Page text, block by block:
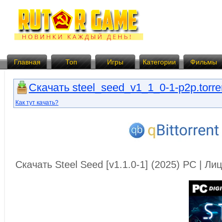
Главная Топ Игры Категории Фильмы
Скачать steel_seed_v1_1_0-1-
Как тут качать?
Скачать Steel Seed [v1.1.0-1] (2025) PC |